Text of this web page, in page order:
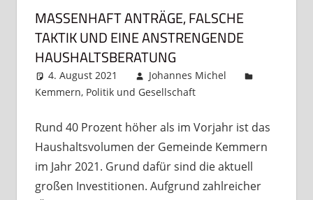
MASSENHAFT ANTRÄGE, FALSCHE
TAKTIK UND EINE ANSTRENGENDE
HAUSHALTSBERATUNG
4. August 2021
Johannes Michel
Kemmern, Politik und Gesellschaft
Rund 40 Prozent höher als im Vorjahr ist das
Haushaltsvolumen der Gemeinde Kemmern
im Jahr 2021. Grund dafür sind die aktuell
großen Investitionen. Aufgrund zahlreicher